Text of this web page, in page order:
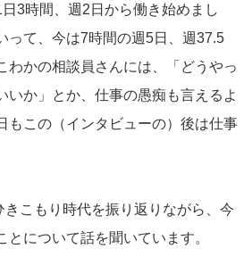
3時間、週2日から働き始めまし
って、今は7時間の週5日、週37.5
わかの相談員さんには、「どうやっ
いか」とか、仕事の愚痴も言えるよ
もこの（インタビューの）後は仕事
こもり時代を振り返りながら、今
とについて話を聞いています。